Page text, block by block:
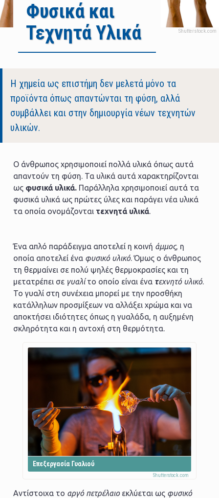
Φυσικά και
Τεχνητά Υλικά
Η χημεία ως επιστήμη δεν μελετά μόνο τα
προϊόντα όπως απαντώνται τη φύση, αλλά
συμβάλλει και στην δημιουργία νέων τεχνητών
υλικών.
Ο άνθρωπος χρησιμοποιεί πολλά υλικά όπως αυτά
απαντούν τη φύση. Τα υλικά αυτά χαρακτηρίζονται
ως φυσικά υλικά.Παράλληλα χρησιμοποιεί αυτά τα
φυσικά υλικά ως πρώτες ύλες και παράγει νέα υλικά
τα οποία ονομάζονται τεχνητά υλικά.
Ένα απλό παράδειγμα αποτελεί η κοινή άμμος, η
οποία αποτελεί ένα φυσικό υλικό. Όμως ο άνθρωπος
τη θερμαίνει σε πολύ ψηλές θερμοκρασίες και τη
μετατρέπει σε γυαλίτο οποίο είναι ένατεχνητό υλικό.
Το γυαλί στη συνέχεια μπορεί με την προσθήκη
κατάλληλων προσμίξεων να αλλάξει χρώμα και να
αποκτήσει ιδιότητες όπως η γυαλάδα, η αυξημένη
σκληρότητα και η αντοχή στη θερμότητα.
Επεξεργασία Γυαλιού
Αντίστοιχα το αργό πετρέλαιο εκλύεται ως φυσικό